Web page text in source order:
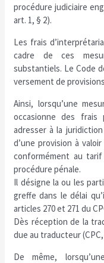
procédure judiciaire
art. 1, § 2).
Les frais
cadre de ces
substantiels. Le Code
versement de
Ainsi, lorsqu’une
occasionne des
adresser à la
d’une provision à
conformément au
procédure pénale.
Il désigne la ou les
greffe dans le délai
articles 270 et 271 du
Dès réception de la
due au traducteur
De même,